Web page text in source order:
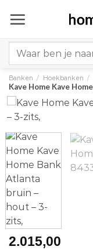
naar
for:
Banken / Hoekbanken /
Kave Home Kave
2.015,00